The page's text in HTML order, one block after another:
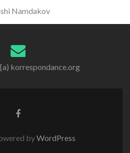
Namdakov
korrespondance.org
byWordPress